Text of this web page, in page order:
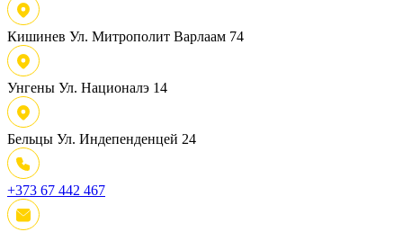
Кишинев Ул. Митрополит Варлаам 74
Унгены Ул. Националэ 14
Бельцы Ул. Индепенденцей 24
+373 67 442 467